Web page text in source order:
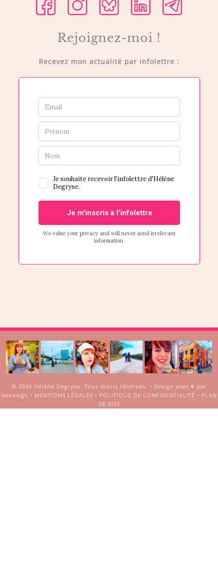
Rejoignez-moi !
Recevez mon actualité par infolettre :
© 2026 Hélène Degryse. Tous droits réservés. • Design avec ♥ par
Nekosign • MENTIONS LÉGALES • POLITIQUE DE CONFIDENTIALITÉ • PLAN
DE SITE